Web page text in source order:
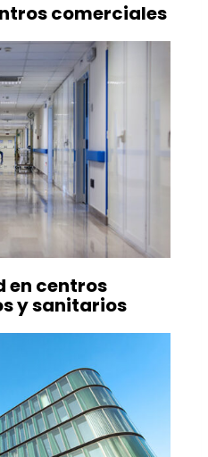
comerciales
en centros
y sanitarios